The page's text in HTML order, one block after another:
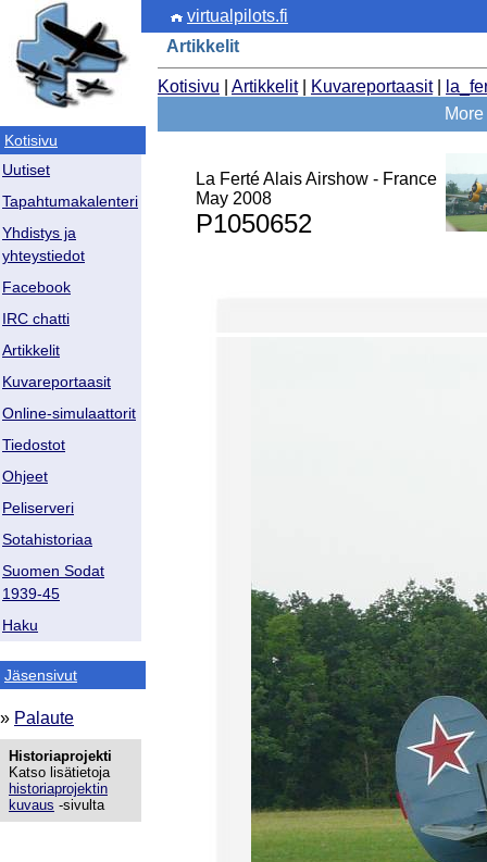
Kotisivu
Uutiset
Tapahtumakalenteri
Yhdistys ja
yhteystiedot
Facebook
IRC chatti
Artikkelit
Kuvareportaasit
Online-simulaattorit
Tiedostot
Ohjeet
Peliserveri
Sotahistoriaa
Suomen Sodat
1939-45
Haku
Jäsensivut
» Palaute
Historiaprojekti
Katso lisätietoja
historiaprojektin
kuvaus -sivulta
virtualpilots.fi
Artikkelit
Kotisivu Artikkelit| Kuvareportaasit|
La Ferté Alais Airshow - France
May 2008
P1050652